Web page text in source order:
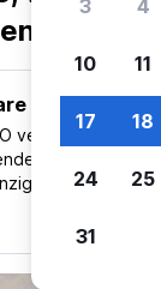
40 % und mehr
vergleicht Preise
Reise-Websites
Suche.
3 4
10 11
17 18
24 25
31